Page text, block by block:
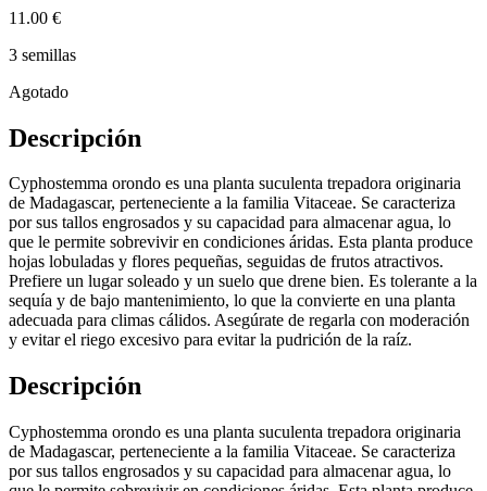
11.00 €
3 semillas
Agotado
Descripción
Cyphostemma orondo es una planta suculenta trepadora originaria
de Madagascar, perteneciente a la familia Vitaceae. Se caracteriza
por sus tallos engrosados y su capacidad para almacenar agua, lo
que le permite sobrevivir en condiciones áridas. Esta planta produce
hojas lobuladas y flores pequeñas, seguidas de frutos atractivos.
Prefiere un lugar soleado y un suelo que drene bien. Es tolerante a la
sequía y de bajo mantenimiento, lo que la convierte en una planta
adecuada para climas cálidos. Asegúrate de regarla con moderación
y evitar el riego excesivo para evitar la pudrición de la raíz.
Descripción
Cyphostemma orondo es una planta suculenta trepadora originaria
de Madagascar, perteneciente a la familia Vitaceae. Se caracteriza
por sus tallos engrosados y su capacidad para almacenar agua, lo